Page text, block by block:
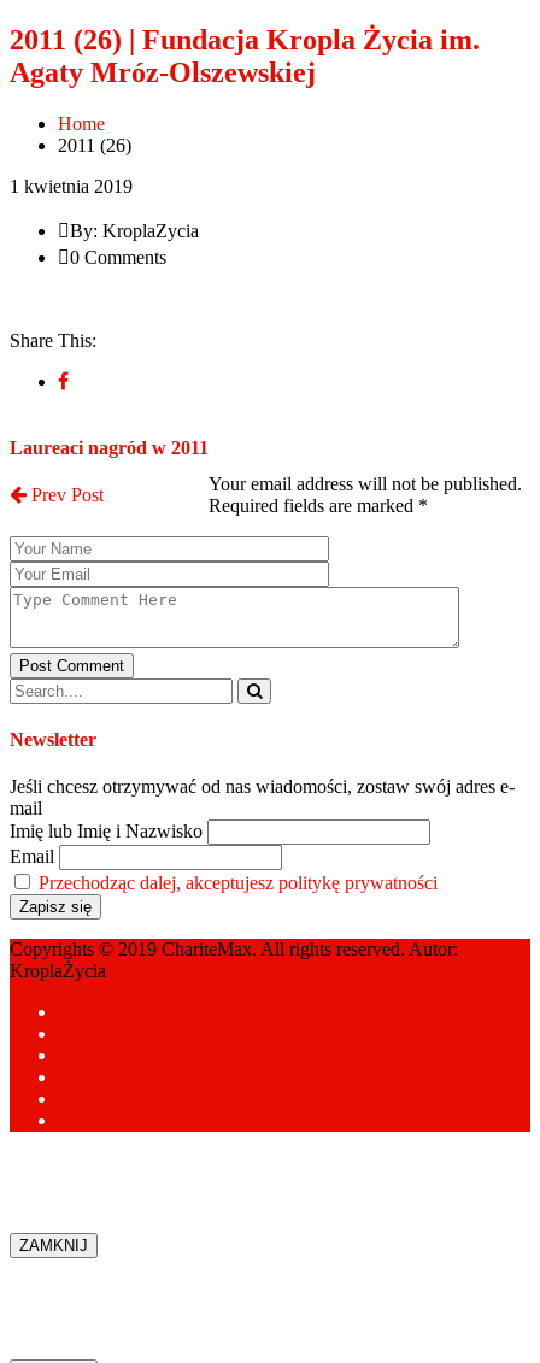
2011 (26) | Fundacja Kropla Życia im.
Agaty Mróz-Olszewskiej
Home
2011 (26)
1 kwietnia 2019
By: KroplaZycia
0 Comments
Share This:
Laureaci nagród w 2011
Prev Post
Your email address will not be published.
Required fields are marked *
Post Comment
Newsletter
Jeśli chcesz otrzymywać od nas wiadomości, zostaw swój adres e-
mail
Imię lub Imię i Nazwisko
Email
Przechodząc dalej, akceptujesz politykę prywatności
Copyrights © 2019 ChariteMax. All rights reserved. Autor:
KroplaŻycia
ZAMKNIJ